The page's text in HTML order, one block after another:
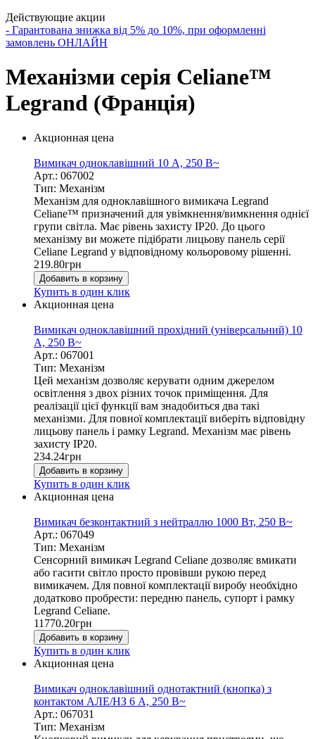
Действующие акции
- Гарантована знижка від 5% до 10%, при оформленні
замовлень ОНЛАЙН
Механізми серія Celiane™
Legrand (Франція)
Акционная цена
Вимикач одноклавішний 10 А, 250 В~
Арт.: 067002
Тип: Механізм
Механізм для одноклавішного вимикача Legrand
Celiane™ призначений для увімкнення/вимкнення однієї
групи світла. Має рівень захисту IP20. До цього
механізму ви можете підібрати лицьову панель серії
Celiane Legrand у відповідному кольоровому рішенні.
219.80грн
Добавить в корзину
Купить в один клик
Акционная цена
Вимикач одноклавішний прохідний (універсальний) 10
А, 250 В~
Арт.: 067001
Тип: Механізм
Цей механізм дозволяє керувати одним джерелом
освітлення з двох різних точок приміщення. Для
реалізації цієї функції вам знадобиться два такі
механізми. Для повної комплектації виберіть відповідну
лицьову панель і рамку Legrand. Механізм має рівень
захисту IP20.
234.24грн
Добавить в корзину
Купить в один клик
Акционная цена
Вимикач безконтактний з нейтраллю 1000 Вт, 250 В~
Арт.: 067049
Тип: Механізм
Сенсорний вимикач Legrand Celiane дозволяє вмикати
або гасити світло просто провівши рукою перед
вимикачем. Для повної комплектації виробу необхідно
додатково пробрести: передню панель, супорт і рамку
Legrand Celiane.
11770.20грн
Добавить в корзину
Купить в один клик
Акционная цена
Вимикач одноклавішний однотактний (кнопка) з
контактом АЛЕ/НЗ 6 А, 250 В~
Арт.: 067031
Тип: Механізм